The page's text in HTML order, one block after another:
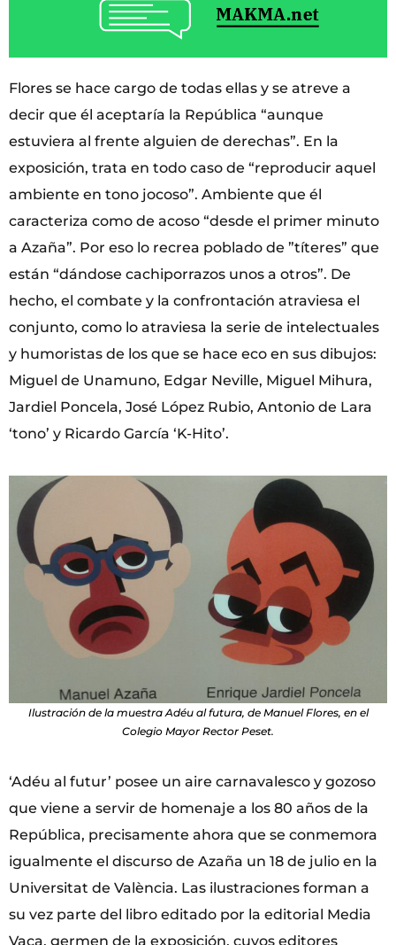
Flores se hace cargo de todas ellas y se atreve a
decir que él aceptaría la República “aunque
estuviera al frente alguien de derechas”. En la
exposición, trata en todo caso de “reproducir aquel
ambiente en tono jocoso”. Ambiente que él
caracteriza como de acoso “desde el primer minuto
a Azaña”. Por eso lo recrea poblado de ”títeres” que
están “dándose cachiporrazos unos a otros”. De
hecho, el combate y la confrontación atraviesa el
conjunto, como lo atraviesa la serie de intelectuales
y humoristas de los que se hace eco en sus dibujos:
Miguel de Unamuno, Edgar Neville, Miguel Mihura,
Jardiel Poncela, José López Rubio, Antonio de Lara
‘tono’ y Ricardo García ‘K-Hito’.
Ilustración de la muestra Adéu al futura, de Manuel Flores, en el
Colegio Mayor Rector Peset.
‘Adéu al futur’ posee un aire carnavalesco y gozoso
que viene a servir de homenaje a los 80 años de la
República, precisamente ahora que se conmemora
igualmente el discurso de Azaña un 18 de julio en la
Universitat de València. Las ilustraciones forman a
su vez parte del libro editado por la editorial Media
Vaca, germen de la exposición, cuyos editores